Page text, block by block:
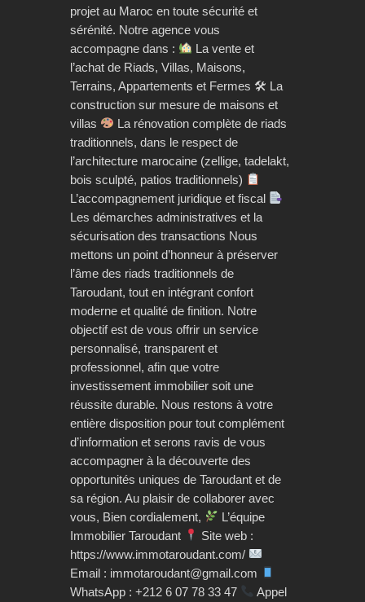
projet au Maroc en toute sécurité et
sérénité. Notre agence vous
accompagne dans :
La vente et
l’achat de Riads, Villas, Maisons,
Terrains, Appartements et Fermes 🛠 La
construction sur mesure de maisons et
villas
La rénovation complète de riads
traditionnels, dans le respect de
l’architecture marocaine (zellige, tadelakt,
bois sculpté, patios traditionnels)
L’accompagnement juridique et fiscal
Les démarches administratives et la
sécurisation des transactions Nous
mettons un point d’honneur à préserver
l’âme des riads traditionnels de
Taroudant, tout en intégrant confort
moderne et qualité de finition. Notre
objectif est de vous offrir un service
personnalisé, transparent et
professionnel, afin que votre
investissement immobilier soit une
réussite durable. Nous restons à votre
entière disposition pour tout complément
d’information et serons ravis de vous
accompagner à la découverte des
opportunités uniques de Taroudant et de
sa région. Au plaisir de collaborer avec
vous, Bien cordialement,
L’équipe
Immobilier Taroudant
Site web :
https://www.immotaroudant.com/
Email : immotaroudant@gmail.com
WhatsApp : +212 6 07 78 33 47
Appel